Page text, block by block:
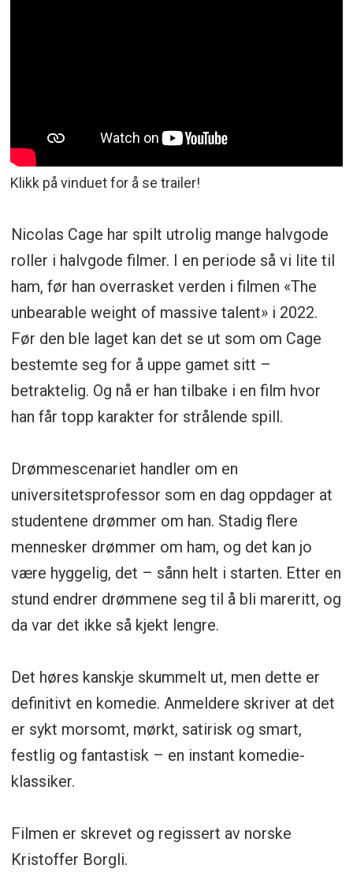
Klikk på vinduet for å se trailer!
Nicolas Cage har spilt utrolig mange halvgode
roller i halvgode filmer. I en periode så vi lite til
ham, før han overrasket verden i filmen «The
unbearable weight of massive talent» i 2022.
Før den ble laget kan det se ut som om Cage
bestemte seg for å uppe gamet sitt –
betraktelig. Og nå er han tilbake i en film hvor
han får topp karakter for strålende spill.
Drømmescenariet handler om en
universitetsprofessor som en dag oppdager at
studentene drømmer om han. Stadig flere
mennesker drømmer om ham, og det kan jo
være hyggelig, det – sånn helt i starten. Etter en
stund endrer drømmene seg til å bli mareritt, og
da var det ikke så kjekt lengre.
Det høres kanskje skummelt ut, men dette er
definitivt en komedie. Anmeldere skriver at det
er sykt morsomt, mørkt, satirisk og smart,
festlig og fantastisk – en instant komedie-
klassiker.
Filmen er skrevet og regissert av norske
Kristoffer Borgli.